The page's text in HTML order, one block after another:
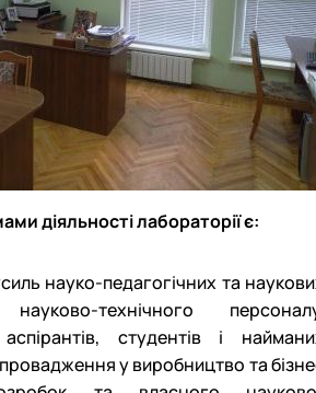
діяльності лабораторії є:
науко-педагогічних та
науково-технічного
студентів і
у виробництво та